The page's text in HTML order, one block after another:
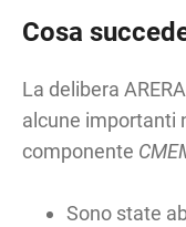
Cosa
La delibera
alcune importanti
componente
Sono state